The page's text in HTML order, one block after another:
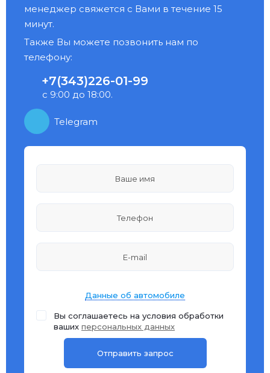
менеджер свяжется с Вами в течение 15
минут.
Также Вы можете позвонить нам по
телефону:
+7(343)226-01-99
с 9:00 до 18:00.
Telegram
Данные об автомобиле
Вы соглашаетесь на условия обработки
ваших персональных данных